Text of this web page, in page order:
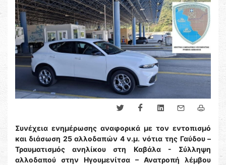
Συνέχεια ενημέρωσης αναφορικά με τον εντοπισμό
και διάσωση 25 αλλοδαπών 4 ν.μ. νότια της Γαύδου –
Τραυματισμός ανηλίκου στη Καβάλα - Σύλληψη
αλλοδαπού στην Ηγουμενίτσα
– Ανατροπή λέμβου